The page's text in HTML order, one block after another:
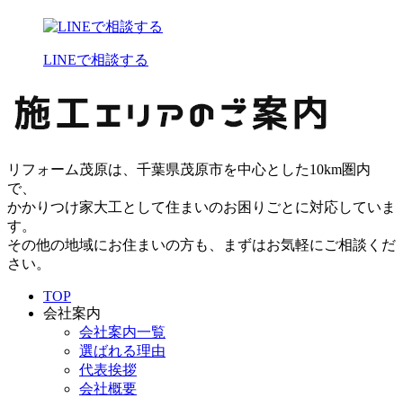
LINEで相談する
リフォーム茂原は、千葉県茂原市を中心とした10km圏内
で、
かかりつけ家大工として住まいのお困りごとに対応していま
す。
その他の地域にお住まいの方も、まずはお気軽にご相談くだ
さい。
TOP
会社案内
会社案内一覧
選ばれる理由
代表挨拶
会社概要